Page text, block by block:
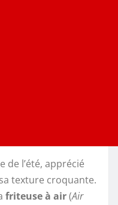
de l’été, apprécié
texture croquante.
friteuse à air(Air